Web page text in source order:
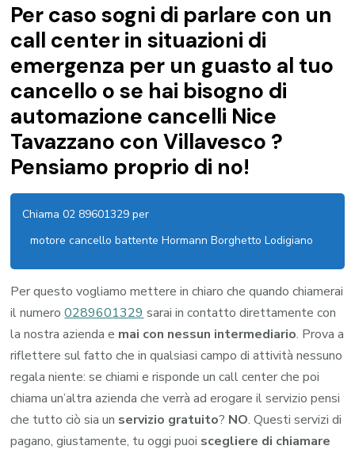
Per caso sogni di parlare con un
call center in situazioni di
emergenza per un guasto al tuo
cancello o se hai bisogno di
automazione cancelli Nice
Tavazzano con Villavesco ?
Pensiamo proprio di no!
Chiama 02 89601329 per
motore cancello battente Hormann Borghetto Lodigiano
Per questo vogliamo mettere in chiaro che quando chiamerai
il numero0289601329sarai in contatto direttamente con
la nostra azienda e mai con nessun intermediario. Prova a
riflettere sul fatto che in qualsiasi campo di attività nessuno
regala niente: se chiami e risponde un call center che poi
chiama un’altra azienda che verrà ad erogare il servizio pensi
che tutto ciò sia un servizio gratuito? NO. Questi servizi di
pagano, giustamente, tu oggi puoi scegliere di chiamare